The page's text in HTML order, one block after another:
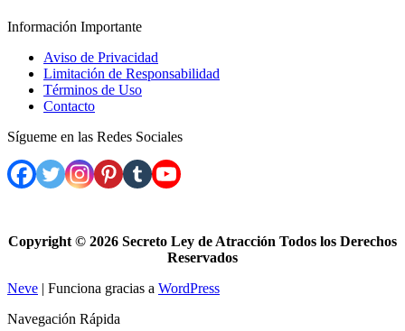
Información Importante
Aviso de Privacidad
Limitación de Responsabilidad
Términos de Uso
Contacto
Sígueme en las Redes Sociales
Copyright © 2026 Secreto Ley de Atracción Todos los Derechos
Reservados
Neve | Funciona gracias a WordPress
Navegación Rápida